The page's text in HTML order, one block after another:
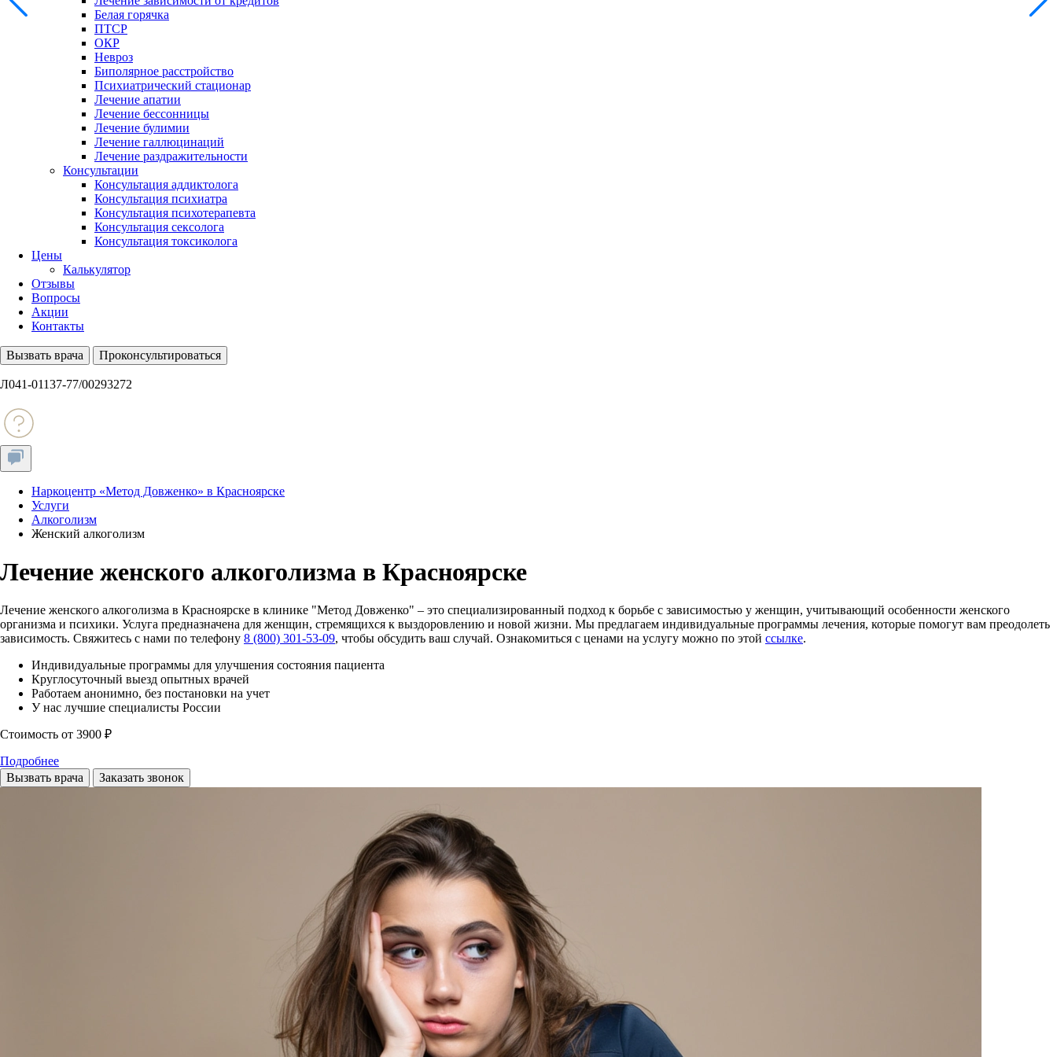
Белая горячка
ПТСР
ОКР
Невроз
Биполярное расстройство
Психиатрический стационар
Лечение апатии
Лечение бессонницы
Лечение булимии
Лечение галлюцинаций
Лечение раздражительности
Консультации
Консультация аддиктолога
Консультация психиатра
Консультация психотерапевта
Консультация сексолога
Консультация токсиколога
Цены
Калькулятор
Отзывы
Вопросы
Акции
Контакты
Вызвать врача Проконсультироваться
Л041-01137-77/00293272
Наркоцентр «Метод Довженко» в Красноярске
Услуги
Алкоголизм
Женский алкоголизм
Лечение женского алкоголизма в Красноярске
Лечение женского алкоголизма в Красноярске в клинике "Метод Довженко" – это специализированный подход к борьбе с зависимостью у женщин, учитывающий особенности женского
организма и психики. Услуга предназначена для женщин, стремящихся к выздоровлению и новой жизни. Мы предлагаем индивидуальные программы лечения, которые помогут вам преодолеть
зависимость. Свяжитесь с нами по телефону 8 (800) 301-53-09, чтобы обсудить ваш случай. Ознакомиться с ценами на услугу можно по этой ссылке.
Индивидуальные программы для улучшения состояния пациента
Круглосуточный выезд опытных врачей
Работаем анонимно, без постановки на учет
У нас лучшие специалисты России
Стоимость от 3900 ₽
Подробнее
Вызвать врача
Заказать звонок